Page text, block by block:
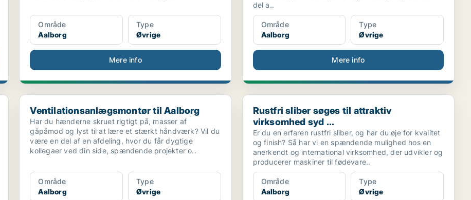
Område
Aalborg
Type
Øvrige
Mere info
del a..
Område
Aalborg
Type
Øvrige
Mere info
Ventilationsanlægsmontør til Aalborg
Ventilationsanlægsmontør til Aalborg
Har du hænderne skruet rigtigt på, masser af
gåpåmod og lyst til at lære et stærkt håndværk? Vil du
være en del af en afdeling, hvor du får dygtige
kollegaer ved din side, spændende projekter o..
Område
Aalborg
Type
Øvrige
Rustfri sliber søges til attraktiv virksomhed syd ...
Rustfri sliber søges til attraktiv
virksomhed syd ...
Er du en erfaren rustfri sliber, og har du øje for kvalitet
og finish? Så har vi en spændende mulighed hos en
anerkendt og international virksomhed, der udvikler og
producerer maskiner til fødevare..
Område
Aalborg
Type
Øvrige